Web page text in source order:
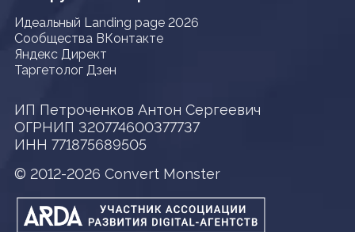
Идеальный Landing page 2026
Сообщества ВКонтакте
Яндекс Директ
Таргетолог Дзен
ИП Петроченков Антон Сергеевич
ОГРНИП 320774600377737
ИНН 771875689505
© 2012-2026 Convert Monster